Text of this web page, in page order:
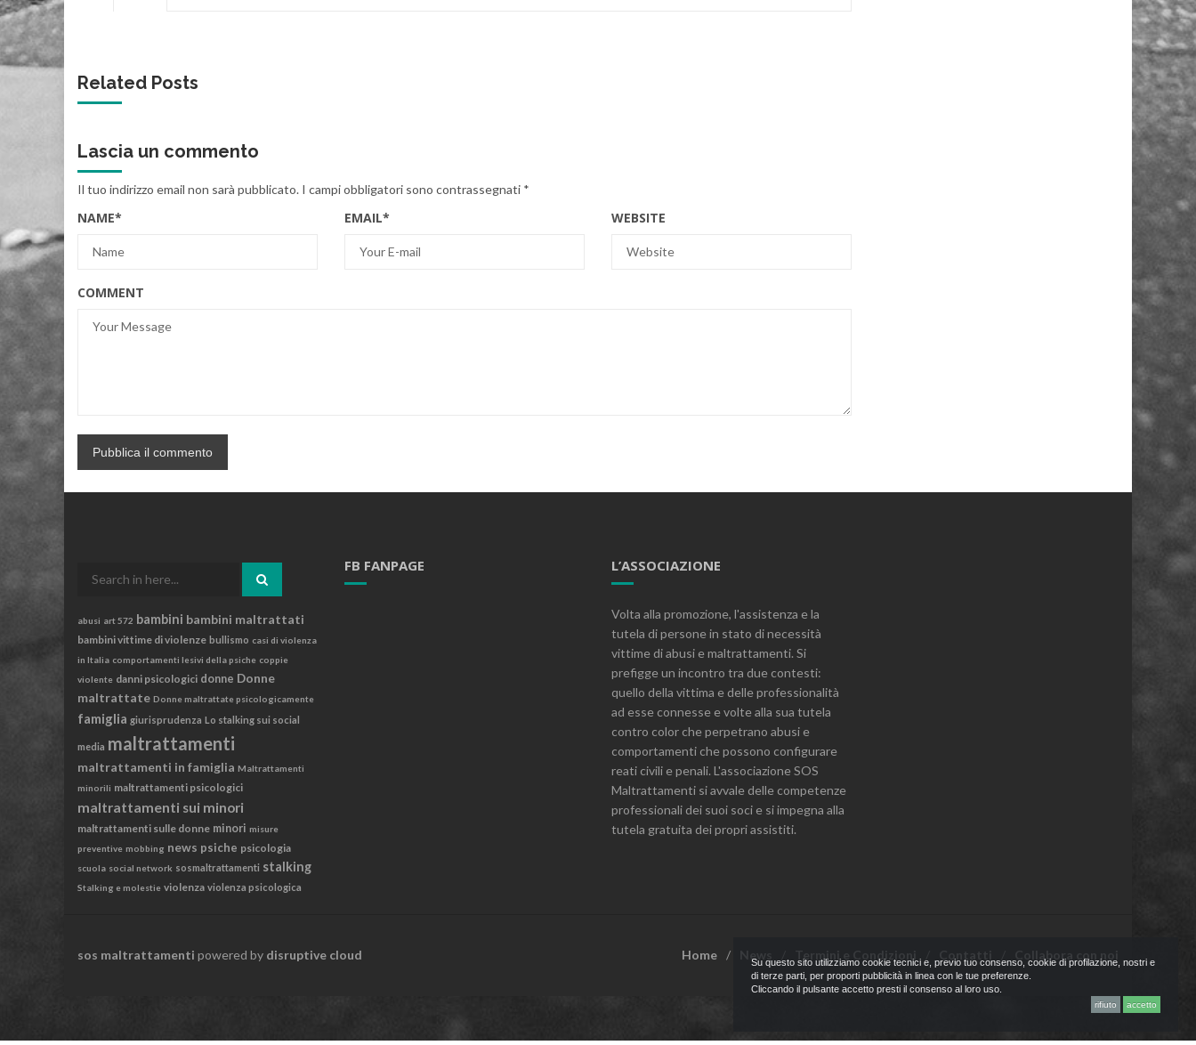
Related Posts
Lascia un commento
Il tuo indirizzo email non sarà pubblicato. I campi obbligatori sono contrassegnati *
NAME* EMAIL* WEBSITE
COMMENT
abusi art 572 bambini bambini maltrattati
bambini vittime di violenze bullismo casi di violenza
in Italia comportamenti lesivi della psiche coppie
violente danni psicologici donne Donne
maltrattate Donne maltrattate psicologicamente
famiglia giurisprudenza Lo stalking sui social
media maltrattamenti
maltrattamenti in famiglia Maltrattamenti
minorili maltrattamenti psicologici
maltrattamenti sui minori
maltrattamenti sulle donne minori misure
preventive mobbing news psiche psicologia
scuola social network sosmaltrattamenti stalking
Stalking e molestie violenza violenza psicologica
FB FANPAGE L’ASSOCIAZIONE
Volta alla promozione, l'assistenza e la
tutela di persone in stato di necessità
vittime di abusi e maltrattamenti. Si
prefigge un incontro tra due contesti:
quello della vittima e delle professionalità
ad esse connesse e volte alla sua tutela
contro color che perpetrano abusi e
comportamenti che possono configurare
reati civili e penali. L'associazione SOS
Maltrattamenti si avvale delle competenze
professionali dei suoi soci e si impegna alla
tutela gratuita dei propri assistiti.
Home
sos maltrattamenti powered by disruptive cloud
Su questo sito utilizziamo cookie tecnici e, previo tuo consenso, cookie di profilazione, nostri e
di terze parti, per proporti pubblicità in linea con le tue preferenze.
Cliccando il pulsante accetto presti il consenso al loro uso.
rifiuto accetto